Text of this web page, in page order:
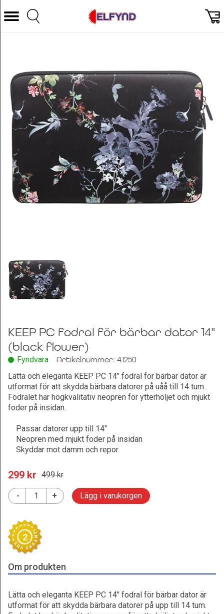
Välj Kategori
TV & Bild
Foto & Video
Vitvaror
Gaming
Ljud & HiFi
Mobil, Tele & GPS
Smart hem
Personvård
KEEP PC fodral för bärbar dator 14"
(black flower)
Fyndvara
Artikelnummer: 41250
Lätta och eleganta KEEP PC 14" fodral för bärbar dator är
utformat för att skydda bärbara datorer på uåå till 14 tum.
Fodralet har högkvalitativ neopren för ytterhöljet och mjukt
foder på insidan.
Passar datorer upp till 14"
Neopren med mjukt foder på insidan
Skyddar mot damm och repor
299 kr 499 kr
- + Lägg i varukorgen
2
Om produkten
Lätta och eleganta KEEP PC 14" fodral för bärbar dator är
utformat för att skydda bärbara datorer på upp till 14 tum.